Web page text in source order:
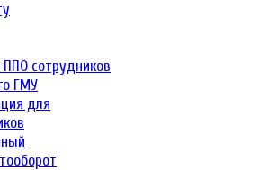
сотрудников
ГМУ
для